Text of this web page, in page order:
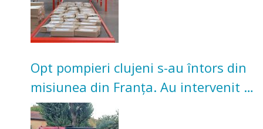
Opt pompieri clujeni s-au întors din
misiunea din Franța. Au intervenit la
incendii de vegetație și pădure